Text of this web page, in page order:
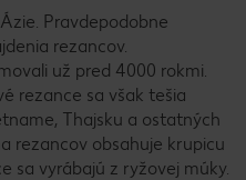
Pravdepodobne
rezancov.
už pred 4000 rokmi.
rezance sa však tešia
Thajsku a ostatných
rezancov obsahuje krupicu
sa vyrábajú z ryžovej múky.